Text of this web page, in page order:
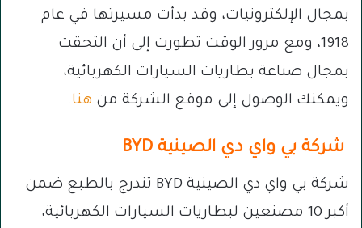
بمجال الإلكترونيات، وقد بدأت مسيرتها في عام
1918، ومع مرور الوقت تطورت إلى أن التحقت
بمجال صناعة بطاريات السيارات الكهربائية،
ويمكنك الوصول إلى موقع الشركة من هنا.
شركة بي واي دي الصينية BYD
شركة بي واي دي الصينية BYD تندرج بالطبع ضمن
أكبر 10 مصنعين لبطاريات السيارات الكهربائية،